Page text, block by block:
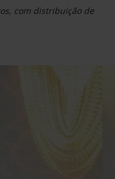
com distribuição de